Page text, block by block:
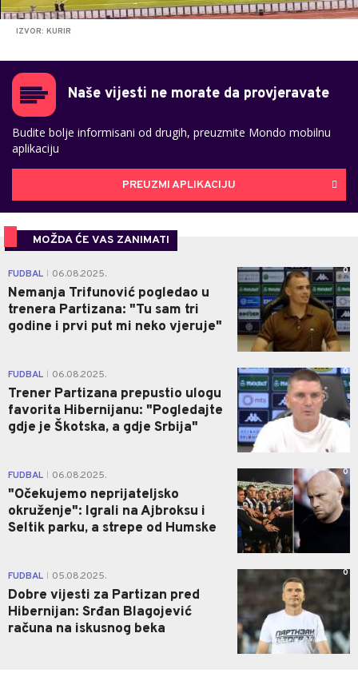
IZVOR: KURIR
Naše vijesti ne morate da provjeravate
Budite bolje informisani od drugih, preuzmite Mondo mobilnu
aplikaciju
PREUZMI APLIKACIJU
MOŽDA ĆE VAS ZANIMATI
FUDBAL 06.08.2025.
Nemanja Trifunović pogledao u
trenera Partizana: "Tu sam tri
godine i prvi put mi neko vjeruje"
0
FUDBAL 06.08.2025.
Trener Partizana prepustio ulogu
favorita Hibernijanu: "Pogledajte
gdje je Škotska, a gdje Srbija"
0
FUDBAL 06.08.2025.
"Očekujemo neprijateljsko
okruženje": Igrali na Ajbroksu i
Seltik parku, a strepe od Humske
0
FUDBAL 05.08.2025.
Dobre vijesti za Partizan pred
Hibernijan: Srđan Blagojević
računa na iskusnog beka
0